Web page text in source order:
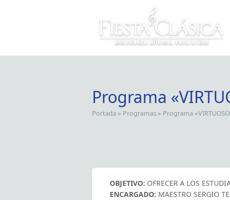
Programa
Portada » Programas » Programa
OBJETIVO: OFRECER A LOS
ENCARGADO: MAESTRO SERGIO